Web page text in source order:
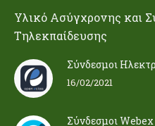
Υλικό Ασύγχρονης και
Τηλεκπαίδευσης
Σύνδεσμοι
16/02/2021
Σύνδεσμοι Webex